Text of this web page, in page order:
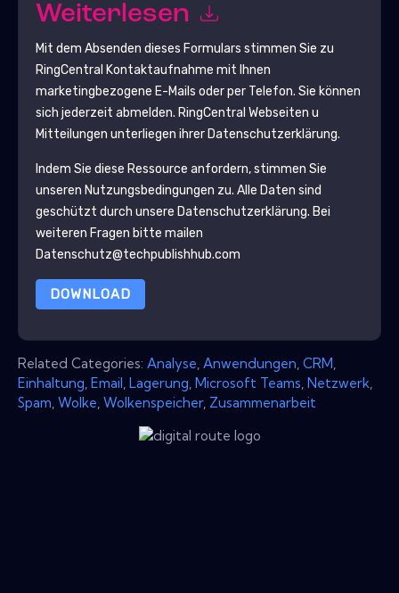
Weiterlesen
Mit dem Absenden dieses Formulars stimmen Sie zu
RingCentral Kontaktaufnahme mit Ihnen
marketingbezogene E-Mails oder per Telefon. Sie können
sich jederzeit abmelden. RingCentral Webseiten u
Mitteilungen unterliegen ihrer Datenschutzerklärung.
Indem Sie diese Ressource anfordern, stimmen Sie
unseren Nutzungsbedingungen zu. Alle Daten sind
geschützt durch unsere Datenschutzerklärung. Bei
weiteren Fragen bitte mailen
Datenschutz@techpublishhub.com
DOWNLOAD
Related Categories: Analyse Anwendungen CRM
Einhaltung Email Lagerung Microsoft Teams Netzwerk
Spam Wolke Wolkenspeicher, Zusammenarbeit